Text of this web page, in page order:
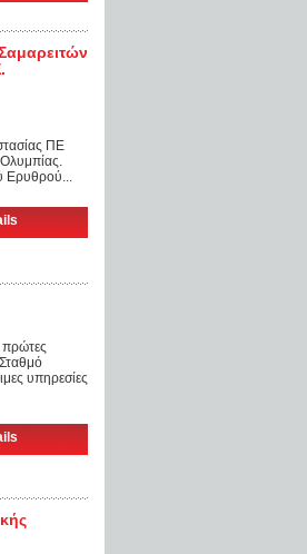
ΠΕ
Ερυθρού...
πρώτες
υπηρεσίες